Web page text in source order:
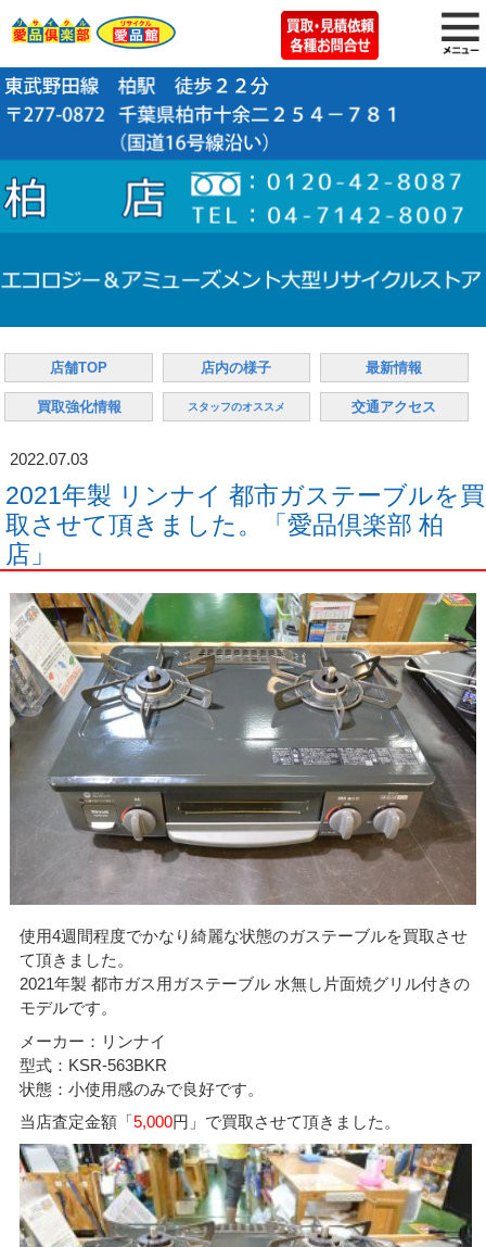
店舗TOP 店内の様子 最新情報
買取強化情報 スタッフのオススメ 交通アクセス
2022.07.03
2021年製 リンナイ 都市ガステーブルを買
取させて頂きました。「愛品倶楽部 柏
店」
使用4週間程度でかなり綺麗な状態のガステーブルを買取させ
て頂きました。
2021年製 都市ガス用ガステーブル 水無し片面焼グリル付きの
モデルです。
メーカー：リンナイ
型式：KSR-563BKR
状態：小使用感のみで良好です。
当店査定金額「5,000円」で買取させて頂きました。